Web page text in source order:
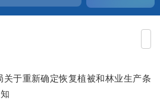
于重新确定恢复植被和林业生产条